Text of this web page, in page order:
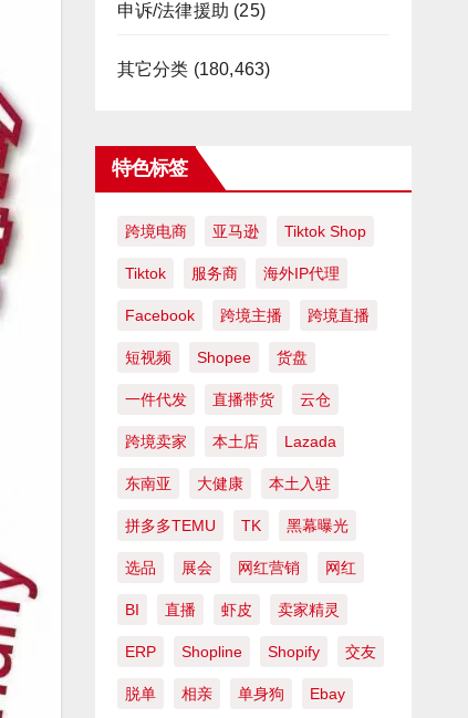
申诉/法律援助 (25)
其它分类 (180,463)
特色标签
跨境电商 亚马逊 Tiktok Shop
Tiktok 服务商 海外IP代理
Facebook 跨境主播 跨境直播
短视频 Shopee 货盘
一件代发 直播带货 云仓
跨境卖家 本土店 Lazada
东南亚 大健康 本土入驻
拼多多TEMU TK 黑幕曝光
选品 展会 网红营销 网红
BI 直播 虾皮 卖家精灵
ERP Shopline Shopify 交友
脱单 相亲 单身狗 Ebay